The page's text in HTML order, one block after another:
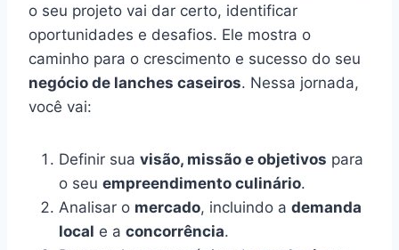
o seu projeto vai dar certo, identificar
oportunidades e desafios. Ele mostra o
caminho para o crescimento e sucesso do seu
negócio de lanches caseiros. Nessa jornada,
você vai:
Definir sua visão, missão e objetivos para
o seu empreendimento culinário.
Analisar o mercado, incluindo a demanda
local e a concorrência.